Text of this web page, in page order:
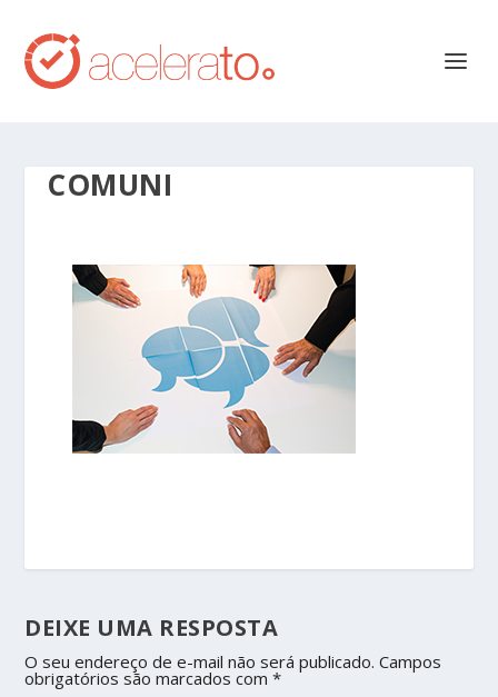
COMUNI
DEIXE UMA RESPOSTA
O seu endereço de e-mail não será publicado. Campos
obrigatórios são marcados com*